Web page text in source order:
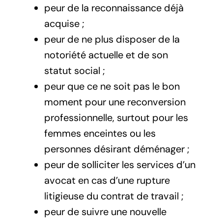
peur de la reconnaissance déjà
acquise ;
peur de ne plus disposer de la
notoriété actuelle et de son
statut social ;
peur que ce ne soit pas le bon
moment pour une reconversion
professionnelle, surtout pour les
femmes enceintes ou les
personnes désirant déménager ;
peur de solliciter les services d’un
avocat en cas d’une rupture
litigieuse du contrat de travail ;
peur de suivre une nouvelle